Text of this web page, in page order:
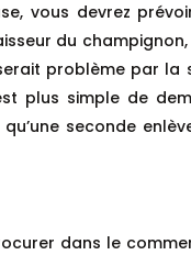
vous devrez
du
problème par la
plus simple de
seconde
dans le